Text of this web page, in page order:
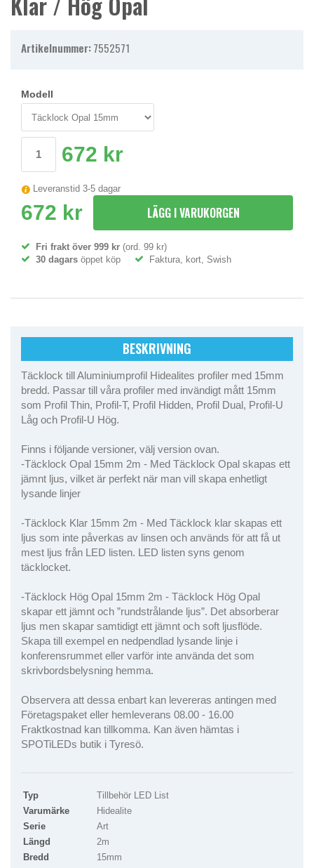
Artikelnummer:7552571
Modell
672 kr
Leveranstid 3-5 dagar
672 kr LÄGG I VARUKORGEN
Fri frakt över 999 kr (ord. 99 kr)
30 dagars öppet köp Faktura, kort, Swish
BESKRIVNING
Täcklock till Aluminiumprofil Hidealites profiler med 15mm
bredd. Passar till våra profiler med invändigt mått 15mm
som Profil Thin, Profil-T, Profil Hidden, Profil Dual, Profil-U
Låg och Profil-U Hög.
Finns i följande versioner, välj version ovan.
-Täcklock Opal 15mm 2m - Med Täcklock Opal skapas ett
jämnt ljus, vilket är perfekt när man vill skapa enhetligt
lysande linjer
-Täcklock Klar 15mm 2m - Med Täcklock klar skapas ett
ljus som inte påverkas av linsen och används för att få ut
mest ljus från LED listen. LED listen syns genom
täcklocket.
-Täcklock Hög Opal 15mm 2m - Täcklock Hög Opal
skapar ett jämnt och ”rundstrålande ljus”. Det absorberar
ljus men skapar samtidigt ett jämnt och soft ljusflöde.
Skapa till exempel en nedpendlad lysande linje i
konferensrummet eller varför inte använda det som
skrivbordsbelysning hemma.
Observera att dessa enbart kan levereras antingen med
Företagspaket eller hemleverans 08.00 - 16.00
Fraktkostnad kan tillkomma. Kan även hämtas i
SPOTiLEDs butik i Tyresö.
Typ
Tillbehör LED List
Varumärke
Hidealite
Serie
Art
Längd
2m
Bredd
15mm